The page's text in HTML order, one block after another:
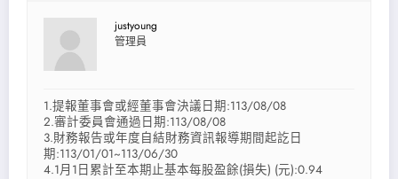
justyoung
管理員
1.提報董事會或經董事會決議日期:113/08/08
2.審計委員會通過日期:113/08/08
3.財務報告或年度自結財務資訊報導期間起訖日
期:113/01/01~113/06/30
4.1月1日累計至本期止基本每股盈餘(損失) (元):0.94